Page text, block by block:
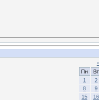
Пн
Вт
1
2
8
9
15
16